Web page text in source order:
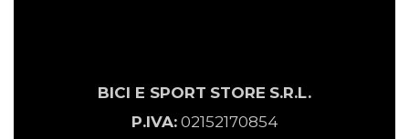
BICI E SPORT STORE S.R.L.
P.IVA:02152170854